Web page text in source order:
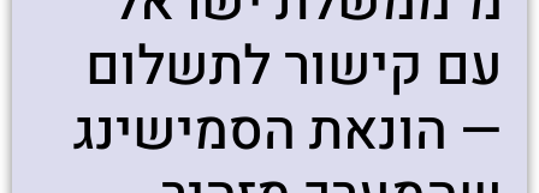
עם קישור לתשלום
— הונאת הסמישינג